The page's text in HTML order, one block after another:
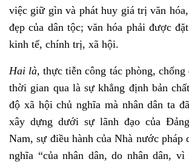
việc giữ gìn và phát huy giá trị văn
đẹp của dân tộc; văn hóa phải được
kinh tế, chính trị, xã hội.
Hai là, thực tiễn công tác phòng,
thời gian qua là sự khẳng định bản
độ xã hội chủ nghĩa mà nhân dân ta
xây dựng dưới sự lãnh đạo của
Nam, sự điều hành của Nhà nước pháp
nghĩa “của nhân dân, do nhân dân, vì